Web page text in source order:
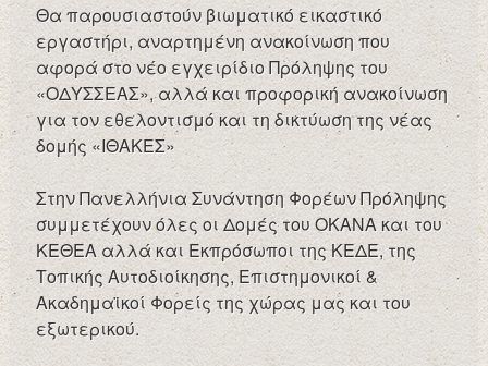
Θα παρουσιαστούν βιωματικό εικαστικό
εργαστήρι, αναρτημένη ανακοίνωση που
αφορά στο νέο εγχειρίδιο Πρόληψης του
«ΟΔΥΣΣΕΑΣ», αλλά και προφορική ανακοίνωση
για τον εθελοντισμό και τη δικτύωση της νέας
δομής «ΙΘΑΚΕΣ»
Στην Πανελλήνια Συνάντηση Φορέων Πρόληψης
συμμετέχουν όλες οι Δομές του ΟΚΑΝΑ και του
ΚΕΘΕΑ αλλά και Εκπρόσωποι της ΚΕΔΕ, της
Τοπικής Αυτοδιοίκησης, Επιστημονικοί &
Ακαδημαϊκοί Φορείς της χώρας μας και του
εξωτερικού.